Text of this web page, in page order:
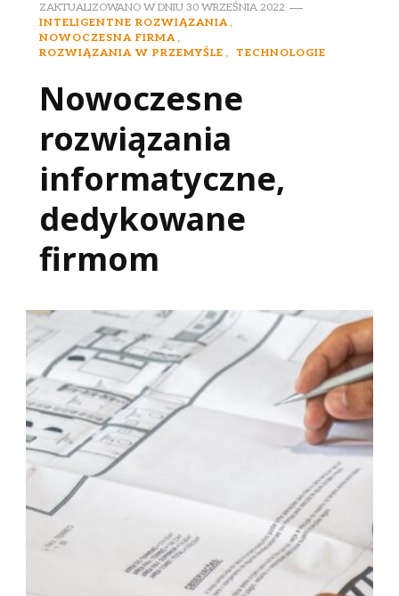
ZAKTUALIZOWANO W DNIU 30 WRZEŚNIA 2022
INTELIGENTNE ROZWIĄZANIA
NOWOCZESNA FIRMA
ROZWIĄZANIA W PRZEMYŚLE
TECHNOLOGIE
Nowoczesne
rozwiązania
informatyczne,
dedykowane
firmom